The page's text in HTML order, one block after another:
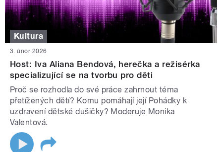
Kultura
3. únor 2026
Host: Iva Aliana Bendová, herečka a režisérka
specializující se na tvorbu pro děti
Proč se rozhodla do své práce zahrnout téma
přetížených dětí? Komu pomáhají její Pohádky k
uzdravení dětské dušičky? Moderuje Monika
Valentová.